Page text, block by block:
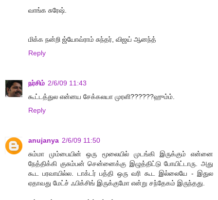
வாங்க சுரேஷ்.
மிக்க நன்றி ஜ்யோவ்ராம் சுந்தர், விஜய் ஆனந்த்
Reply
நர்சிம் 2/6/09 11:43
கூட்டத்துல என்னய சேக்கலயா முரளி??????ஹும்ம்.
Reply
anujanya 2/6/09 11:50
சும்மா மும்பையின் ஒரு மூலையில் முடங்கி இருக்கும் என்னை
நேத்திக்கி குசும்பன் சென்னைக்கு இழுத்திட்டு போயிட்டாரு. அது
கூட பரவாயில்ல. டாக்டர் பத்தி ஒரு வரி கூட இல்லையே - இதுல
ஏதாவது மேட்ச் ஃபிக்சிங் இருக்குமோ என்று சந்தேகம் இருந்தது.